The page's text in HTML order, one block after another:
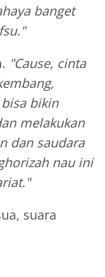
banget
"Cause, cinta
bikin
melakukan
dan saudara
nau ini
suara